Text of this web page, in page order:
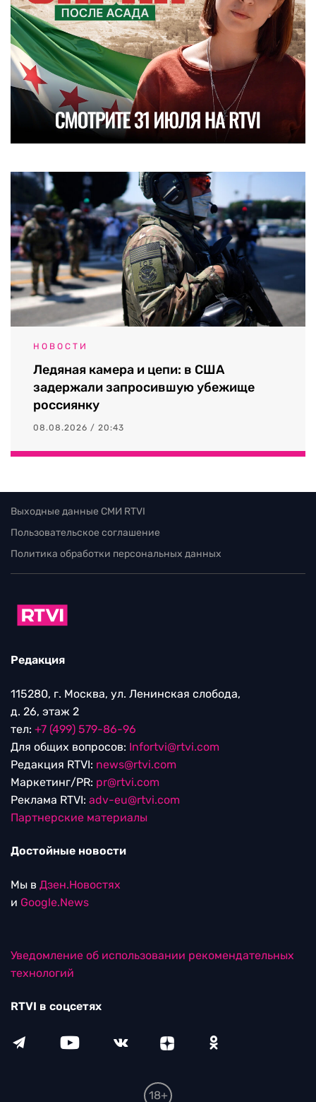
НОВОСТИ
Ледяная камера и цепи: в США
задержали запросившую убежище
россиянку
08.08.2026 / 20:43
Выходные данные СМИ RTVI
Пользовательское соглашение
Политика обработки персональных данных
Редакция
115280, г. Москва, ул. Ленинская слобода,
д. 26, этаж 2
тел: +7 (499) 579-86-96
Для общих вопросов: Infortvi@rtvi.com
Редакция RTVI: news@rtvi.com
Маркетинг/PR: pr@rtvi.com
Реклама RTVI: adv-eu@rtvi.com
Партнерские материалы
Достойные новости
Мы в Дзен.Новостях
и Google.News
Уведомление об использовании рекомендательных
технологий
RTVI в соцсетях
18+